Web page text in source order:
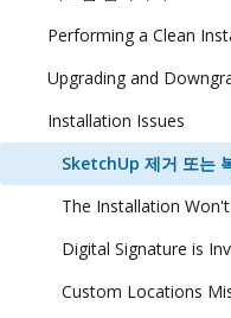
Performing a Clean
Upgrading and
Installation Issues
SketchUp 제거 또는
The Installation
Digital Signature is
Custom Locations